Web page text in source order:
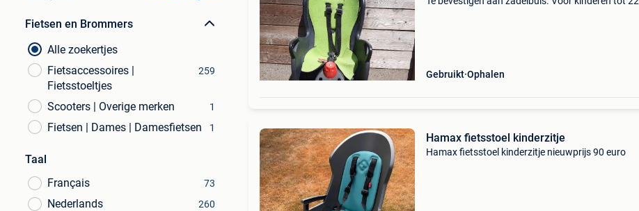
Fietsen en Brommers
Alle zoekertjes
Fietsaccessoires |
Fietsstoeltjes
259
Scooters | Overige merken 1
Fietsen | Dames | Damesfietsen 1
Taal
Français
73
Nederlands 260
Gebruikt Ophalen
Hamax fietsstoel kinderzitje
Hamax fietsstoel kinderzitje nieuwprijs 90 euro